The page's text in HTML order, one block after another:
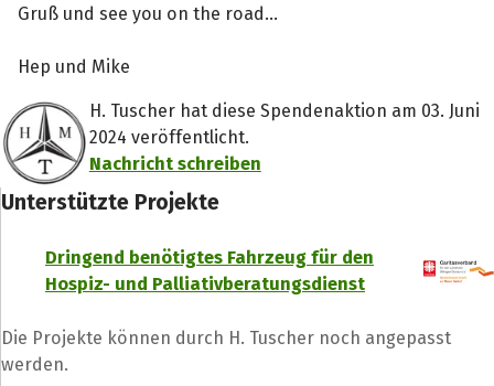
Gruß und see you on the road...
Hep und Mike
H. Tuscher hat diese Spendenaktion am 03. Juni
2024 veröffentlicht.
Nachricht schreiben
Unterstützte Projekte
Dringend benötigtes Fahrzeug für den
Hospiz- und Palliativberatungsdienst
Die Projekte können durch H. Tuscher noch angepasst
werden.